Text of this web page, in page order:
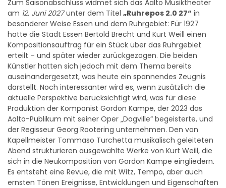
am12. Juni 2027unter dem Titel„Ruhrepos 2.0 27“in
besonderer Weise Essen und dem Ruhrgebiet: Für 1927
hatte die Stadt Essen Bertold Brecht und Kurt Weill einen
Kompositionsauftrag für ein Stück über das Ruhrgebiet
erteilt – und später wieder zurückgezogen. Die beiden
Künstler hatten sich jedoch mit dem Thema bereits
auseinandergesetzt, was heute ein spannendes Zeugnis
darstellt. Noch interessanter wird es, wenn zusätzlich die
aktuelle Perspektive berücksichtigt wird, was für diese
Produktion der Komponist Gordon Kampe, der 2023 das
Aalto-Publikum mit seiner Oper „Dogville“ begeisterte, und
der Regisseur Georg Rootering unternehmen. Den von
Kapellmeister Tommaso Turchetta musikalisch geleiteten
Abend strukturieren ausgewählte Werke von Kurt Weill, die
sich in die Neukomposition von Gordon Kampe eingliedern.
Es entsteht eine Revue, die mit Witz, Tempo, aber auch
ernsten Tönen Ereignisse, Entwicklungen und Eigenschaften
der sogenannten Metropole Ruhr in den Blick nimmt.